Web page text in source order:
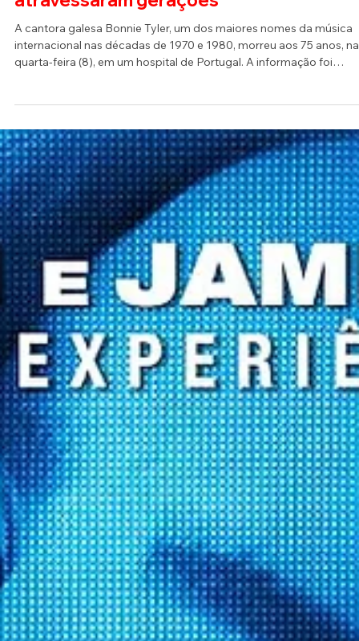
9 de jul.
Internacional
Bonnie Tyler morre aos 75 anos e deixa
atravessaram gerações
A cantora galesa Bonnie Tyler, um dos maiores nomes da música
internacional nas décadas de 1970 e 1980, morreu aos 75 anos, na
quarta-feira (8), em um hospital de Portugal. A informação foi
confirmada por familiares e pela equipe da artista na quinta-feira
por meio de um comunicado oficial. Segundo a nota, Bonnie
após enfrentar complicações de saúde decorrentes de um
intestinal. A artista estava internada desde maio, quando precisou
passar por uma cirurg